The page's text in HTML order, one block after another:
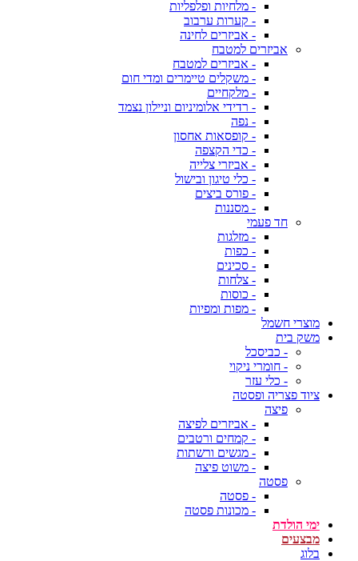
- מלחיות ופלפליות
- קערות ערבוב
- אביזרים לחינה
אביזרים למטבח
- אביזרים למטבח
- משקלים טיימרים ומדי חום
- מלקחיים
- רדידי אלומיניום וניילון נצמד
- נפה
- קופסאות אחסון
- כדי הקצפה
- אביזרי צלייה
- כלי טיגון ובישול
- פורס ביצים
- מסננות
חד פעמי
- מזלגות
- כפות
- סכינים
- צלחות
- כוסות
- מפות ומפיות
מוצרי חשמל
משק בית
- כביסכל
- חומרי ניקוי
- כלי עזר
ציוד פצריה ופסטה
פיצה
- אביזרים לפיצה
- קמחים ורטבים
- מגשים ורשתות
- משוט פיצה
פסטה
- פסטה
- מכונות פסטה
ימי הולדת
מבצעים
בלוג